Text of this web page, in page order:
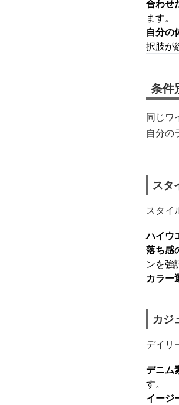
合わせ
ます。
自分の
択肢が
条件
同じワ
自分の
スタ
スタイ
ハイウ
落ち感
ンを強
カラー
カジ
デイリ
デニム
す。
イージ